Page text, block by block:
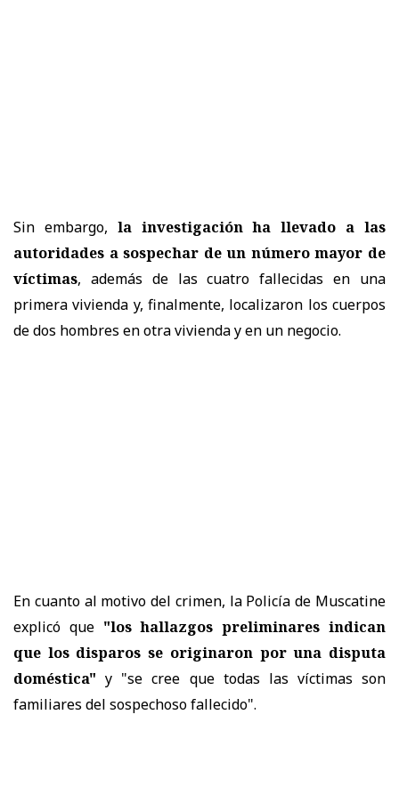
Sin embargo, la investigación ha llevado a las
autoridades a sospechar de un número mayor de
víctimas, además de las cuatro fallecidas en una
primera vivienda y, finalmente, localizaron los cuerpos
de dos hombres en otra vivienda y en un negocio.
En cuanto al motivo del crimen, la Policía de Muscatine
explicó que "los hallazgos preliminares indican
que los disparos se originaron por una disputa
doméstica" y "se cree que todas las víctimas son
familiares del sospechoso fallecido".